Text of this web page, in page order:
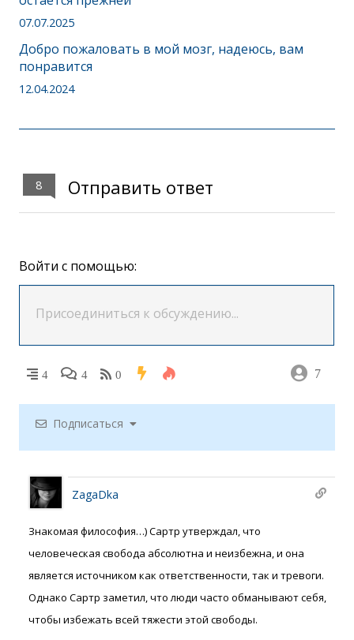
07.07.2025
Добро пожаловать в мой мозг, надеюсь, вам
понравится
12.04.2024
8 Отправить ответ
Войти с помощью:
4 4 0 7
Подписаться
ZagaDka
Знакомая философия…) Сартр утверждал, что
человеческая свобода абсолютна и неизбежна, и она
является источником как ответственности, так и тревоги.
Однако Сартр заметил, что люди часто обманывают себя,
чтобы избежать всей тяжести этой свободы.